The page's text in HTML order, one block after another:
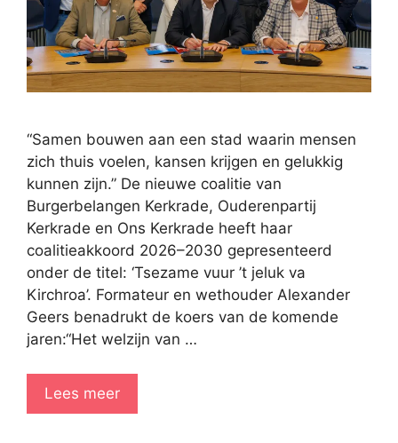
“Samen bouwen aan een stad waarin mensen
zich thuis voelen, kansen krijgen en gelukkig
kunnen zijn.” De nieuwe coalitie van
Burgerbelangen Kerkrade, Ouderenpartij
Kerkrade en Ons Kerkrade heeft haar
coalitieakkoord 2026–2030 gepresenteerd
onder de titel: ‘Tsezame vuur ’t jeluk va
Kirchroa’. Formateur en wethouder Alexander
Geers benadrukt de koers van de komende
jaren:“Het welzijn van …
Lees meer